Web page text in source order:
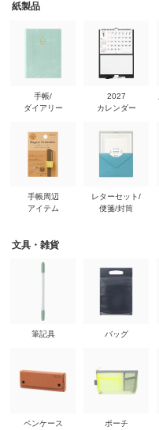
紙製品
手帳/
ダイアリー
手帳周辺
アイテム
2027
カレンダー
レターセット/
便箋/封筒
文具・雑貨
筆記具
ペンケース
バッグ
ポーチ